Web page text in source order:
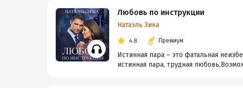
Любовь по инструкции
Натаэль Зика
4.8 Премиум
Истинная пара – это фатальная
истинная пара, трудная